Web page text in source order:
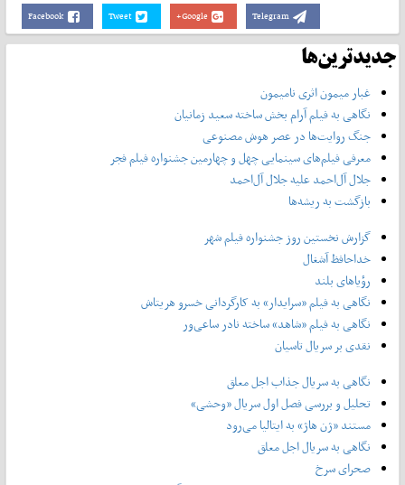
Facebook Tweet Google+ Telegram
جدیدترین‌ها
غبار میمون اثری نامیمون
نگاهی به فیلم آرام بخش ساخته سعید زمانیان
جنگ روایت‌ها در عصر هوش مصنوعی
معرفی فیلم‌های سینمایی چهل‌ و چهارمین جشنواره فیلم فجر
جلال آل‌احمد علیه جلال آل‌‌احمد
بازگشت به ریشه‌ها
گزارش نخستین روز جشنواره فیلم شهر
خداحافظ آشغال
رؤیاهای بلند
نگاهی به فیلم «سرایدار» به کارگردانی خسرو هریتاش
نگاهی به فیلم «شاهد» ساخته نادر ساعی‌ور
نقدی بر سریال تاسیان
نگاهی به سریال جذاب اجل معلق
تحلیل و بررسی فصل اول سریال «وحشی»
مستند «ژن هاژ» به ایتالیا می‌رود
نگاهی به سریال اجل معلق
صحرای سرخ